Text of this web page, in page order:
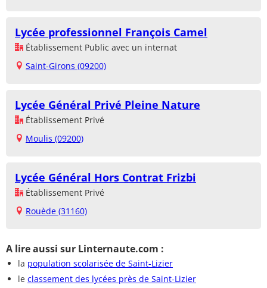
Lycée professionnel François Camel
Établissement Public avec un internat
Saint-Girons (09200)
Lycée Général Privé Pleine Nature
Établissement Privé
Moulis (09200)
Lycée Général Hors Contrat Frizbi
Établissement Privé
Rouède (31160)
A lire aussi sur Linternaute.com :
la population scolarisée de Saint-Lizier
le classement des lycées près de Saint-Lizier